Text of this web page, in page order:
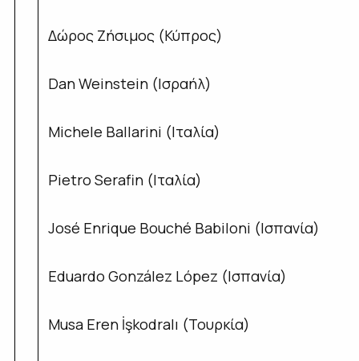
Δώρος Ζήσιμος (Κύπρος)
Dan Weinstein (Ισραήλ)
Michele Ballarini (Ιταλία)
Pietro Serafin (Ιταλία)
José Enrique Bouché Babiloni (Ισπανία)
Eduardo González López (Ισπανία)
Musa Eren İşkodralı (Τουρκία)